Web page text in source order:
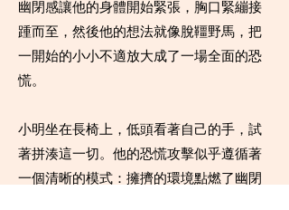
幽閉感讓他的身體開始緊張，胸口緊繃接
踵而至，然後他的想法就像脫韁野馬，把
一開始的小小不適放大成了一場全面的恐
慌。
小明坐在長椅上，低頭看著自己的手，試
著拼湊這一切。他的恐慌攻擊似乎遵循著
一個清晰的模式：擁擠的環境點燃了幽閉